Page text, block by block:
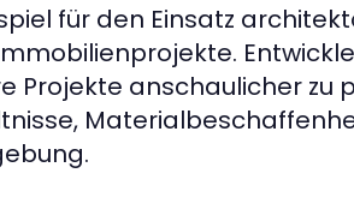
für den Einsatz
Projekte anschaulicher zu